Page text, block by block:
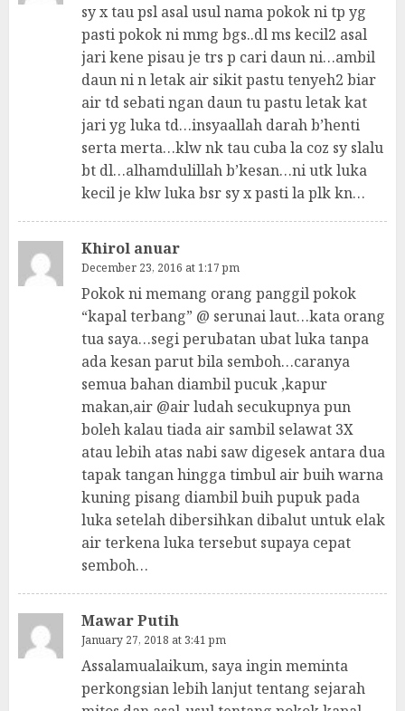
sy x tau psl asal usul nama pokok ni tp yg
pasti pokok ni mmg bgs..dl ms kecil2 asal
jari kene pisau je trs p cari daun ni…ambil
daun ni n letak air sikit pastu tenyeh2 biar
air td sebati ngan daun tu pastu letak kat
jari yg luka td…insyaallah darah b’henti
serta merta…klw nk tau cuba la coz sy slalu
bt dl…alhamdulillah b’kesan…ni utk luka
kecil je klw luka bsr sy x pasti la plk kn…
Khirol anuar
December 23, 2016 at 1:17 pm
Pokok ni memang orang panggil pokok
“kapal terbang” @ serunai laut…kata orang
tua saya…segi perubatan ubat luka tanpa
ada kesan parut bila semboh…caranya
semua bahan diambil pucuk ,kapur
makan,air @air ludah secukupnya pun
boleh kalau tiada air sambil selawat 3X
atau lebih atas nabi saw digesek antara dua
tapak tangan hingga timbul air buih warna
kuning pisang diambil buih pupuk pada
luka setelah dibersihkan dibalut untuk elak
air terkena luka tersebut supaya cepat
semboh…
Mawar Putih
January 27, 2018 at 3:41 pm
Assalamualaikum, saya ingin meminta
perkongsian lebih lanjut tentang sejarah